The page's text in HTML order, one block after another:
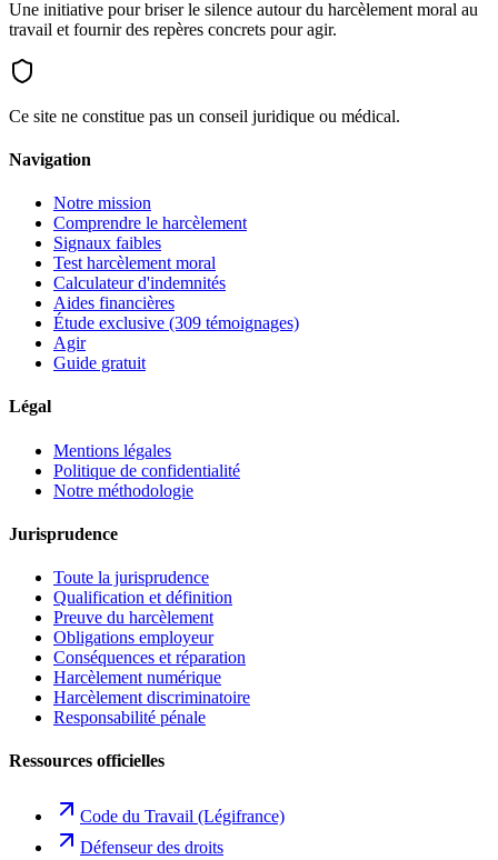
Une initiative pour briser le silence autour du harcèlement moral au
travail et fournir des repères concrets pour agir.
Ce site ne constitue pas un conseil juridique ou médical.
Navigation
Notre mission
Comprendre le harcèlement
Signaux faibles
Test harcèlement moral
Calculateur d'indemnités
Aides financières
Étude exclusive (309 témoignages)
Agir
Guide gratuit
Légal
Mentions légales
Politique de confidentialité
Notre méthodologie
Jurisprudence
Toute la jurisprudence
Qualification et définition
Preuve du harcèlement
Obligations employeur
Conséquences et réparation
Harcèlement numérique
Harcèlement discriminatoire
Responsabilité pénale
Ressources officielles
Code du Travail (Légifrance)
Défenseur des droits